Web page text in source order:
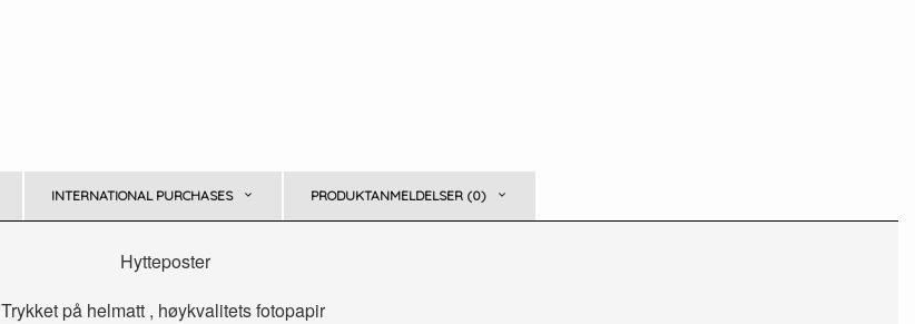
INTERNATIONAL PURCHASES PRODUKTANMELDELSER (0)
Hytteposter
Trykket på helmatt , høykvalitets fotopapir